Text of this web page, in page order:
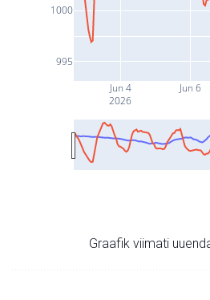
Jun 4
2026
Jun 6
995
1000
Graafik viimati